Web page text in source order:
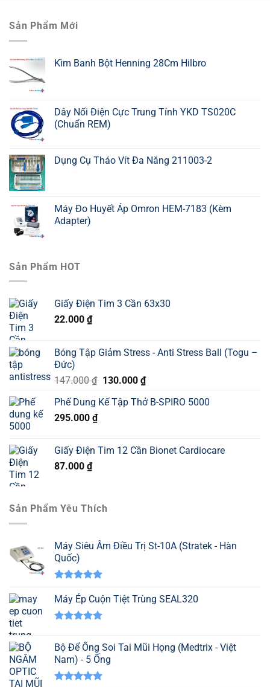
Sản Phẩm Mới
Kìm Banh Bột Henning 28Cm Hilbro
Dây Nối Điện Cực Trung Tính YKD TS020C
(Chuẩn REM)
Dụng Cụ Tháo Vít Đa Năng 211003-2
Máy Đo Huyết Áp Omron HEM-7183 (Kèm
Adapter)
Sản Phẩm HOT
Giấy Điện Tim 3 Cần 63x30
22.000 ₫
Bóng Tập Giảm Stress - Anti Stress Ball (Togu –
Đức)
147.000₫ Giá
là:
130.000 ₫Giá
tại
Phế Dung Kế Tập Thở B-SPIRO 5000
295.000 ₫
Giấy Điện Tim 12 Cần Bionet Cardiocare
87.000 ₫
Sản Phẩm Yêu Thích
Máy Siêu Âm Điều Trị St-10A (Stratek - Hàn
Quốc)
hạng5.00
Máy Ép Cuộn Tiệt Trùng SEAL320
5 sao
Bộ Để Ống Soi Tai Mũi Họng (Medtrix - Việt
Nam) - 5 Ống